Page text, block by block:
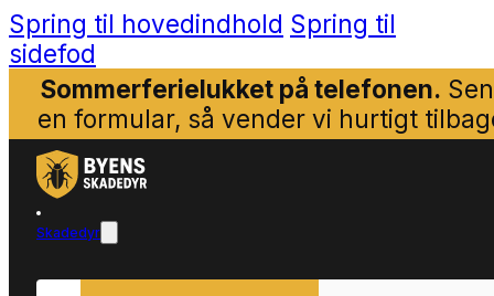
Spring til hovedindhold Spring til
sidefod
Sommerferielukket på telefonen.
en formular, så vender vi hurtigt
Skadedyr